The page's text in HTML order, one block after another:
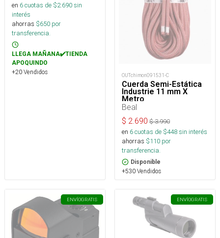
en 6cuotas de $2.690sin
interés
ahorras $650 por
transferencia.
LLEGA MAÑANA✔️TIENDA
APOQUINDO
+20 Vendidos OUTchimon091531-C
Cuerda Semi-Estática
Industrie 11 mm X
Metro
Beal
$ 2.690 $3.990
en 6cuotas de $448sin interés
ahorras $110 por
transferencia.
Disponible
+530 Vendidos
ENVÍOGRATIS ENVÍOGRATIS